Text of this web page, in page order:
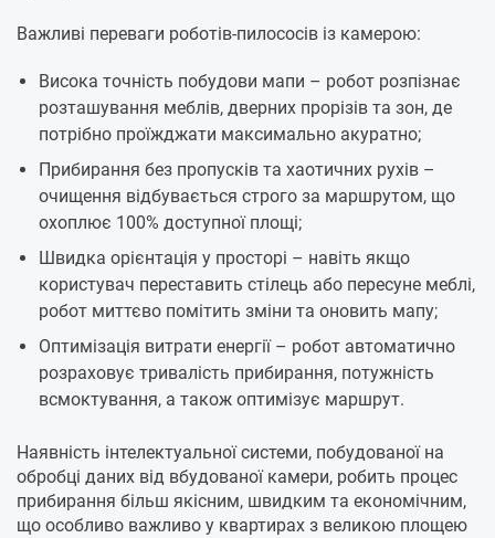
Важливі переваги роботів-пилососів із камерою:
Висока точність побудови мапи – робот розпізнає
розташування меблів, дверних прорізів та зон, де
потрібно проїжджати максимально акуратно;
Прибирання без пропусків та хаотичних рухів –
очищення відбувається строго за маршрутом, що
охоплює 100% доступної площі;
Швидка орієнтація у просторі – навіть якщо
користувач переставить стілець або пересуне меблі,
робот миттєво помітить зміни та оновить мапу;
Оптимізація витрати енергії – робот автоматично
розраховує тривалість прибирання, потужність
всмоктування, а також оптимізує маршрут.
Наявність інтелектуальної системи, побудованої на
обробці даних від вбудованої камери, робить процес
прибирання більш якісним, швидким та економічним,
що особливо важливо у квартирах з великою площею